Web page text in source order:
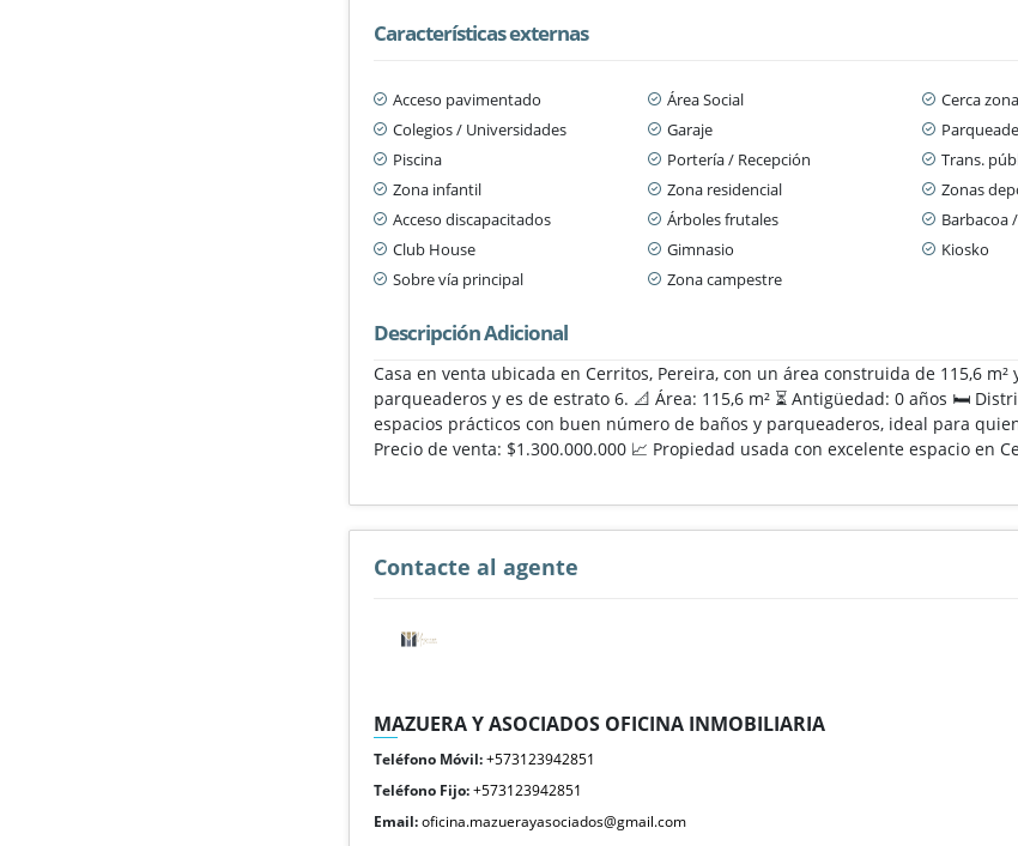
Características externas
Acceso pavimentado Área Social Cerca
Colegios / Universidades
Garaje
Piscina
Portería / Recepción Trans.
Zona infantil
Zona residencial Zonas
Acceso discapacitados
Árboles frutales Barbacoa
Club House
Gimnasio Kiosko
Sobre vía principal
Zona campestre
Descripción Adicional
Casa en venta ubicada en Cerritos, Pereira, con un área construida de 115,6
parqueaderos y es de estrato 6. 📐 Área: 115,6 m² ⏳ Antigüedad: 0 años 🛏️
espacios prácticos con buen número de baños y parqueaderos, ideal para
Precio de venta: $1.300.000.000 📈 Propiedad usada con excelente espacio en
Contacte al agente
MAZUERA Y ASOCIADOS OFICINA INMOBILIARIA
Teléfono Móvil:+573123942851
Teléfono Fijo:+573123942851
Email:oficina.mazuerayasociados@gmail.com